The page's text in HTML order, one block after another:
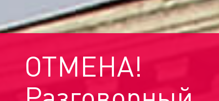
ОТМЕНА!